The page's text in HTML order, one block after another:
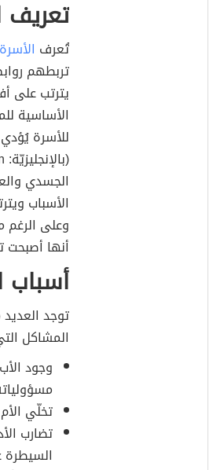
تعريف
تُعرف الأسرة
تربطهم
يترتب على
الأساسية
للأسرة
(بالإنجليزيّة:
الجسدي
الأسباب
وعلى الرغم
أنها أصبحت
أسباب
توجد
المشاكل
وجود
تخلّي
تضارب
السيطرة